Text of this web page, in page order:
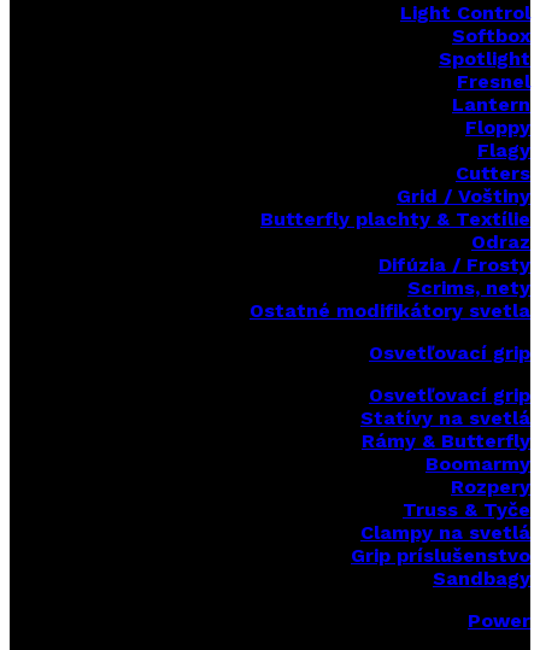
Light Control
Softbox
Spotlight
Fresnel
Lantern
Floppy
Flagy
Cutters
Grid / Voštiny
Butterfly plachty & Textílie
Odraz
Difúzia / Frosty
Scrims, nety
Ostatné modifikátory svetla
Osvetľovací grip
Osvetľovací grip
Statívy na svetlá
Rámy & Butterfly
Boomarmy
Rozpery
Truss & Tyče
Clampy na svetlá
Grip príslušenstvo
Sandbagy
Power